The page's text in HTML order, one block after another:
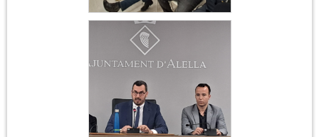
Constitució
Ajuntament 17 de juny
2023